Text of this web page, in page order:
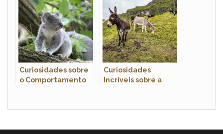
Curiosidades sobre
o Comportamento
Marsupiais
Curiosidades
Incríveis sobre a